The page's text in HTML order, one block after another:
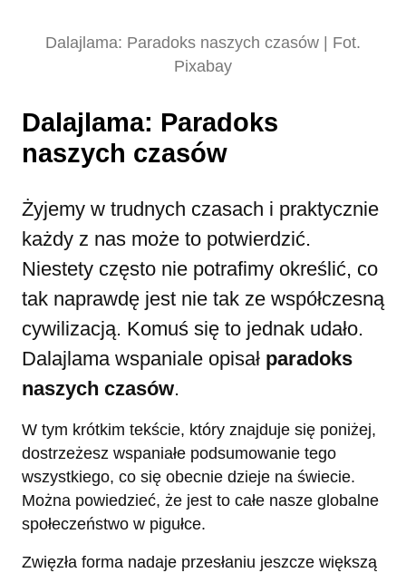
Dalajlama: Paradoks naszych czasów | Fot.
Pixabay
Dalajlama: Paradoks
naszych czasów
Żyjemy w trudnych czasach i praktycznie
każdy z nas może to potwierdzić.
Niestety często nie potrafimy określić, co
tak naprawdę jest nie tak ze współczesną
cywilizacją. Komuś się to jednak udało.
Dalajlama wspaniale opisał paradoks
naszych czasów.
W tym krótkim tekście, który znajduje się poniżej,
dostrzeżesz wspaniałe podsumowanie tego
wszystkiego, co się obecnie dzieje na świecie.
Można powiedzieć, że jest to całe nasze globalne
społeczeństwo w pigułce.
Zwięzła forma nadaje przesłaniu jeszcze większą